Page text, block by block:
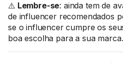
⚠️ Lembre-se: ainda tem de
de influencer recomendados
se o influencer cumpre os
boa escolha para a sua marca.